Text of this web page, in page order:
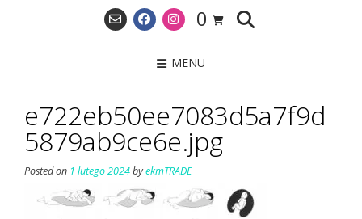
0
MENU
e722eb50ee7083d5a7f9d
5879ab9ce6e.jpg
Posted on 1 lutego 2024byekmTRADE